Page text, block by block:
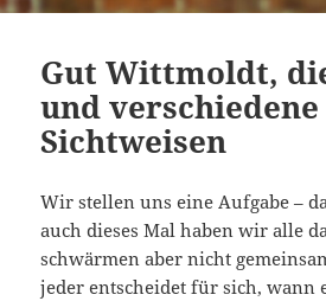
Gut Wittmoldt,
und verschiedene
Sichtweisen
Wir stellen uns eine Aufgabe –
auch dieses Mal haben wir alle
schwärmen aber nicht
jeder entscheidet für sich, wann